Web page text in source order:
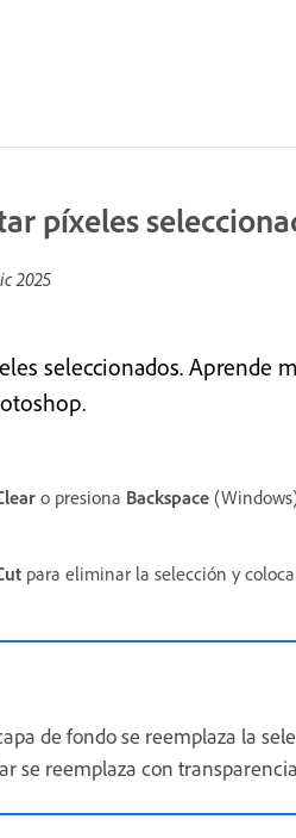
píxeles
2025
seleccionados. Aprende
o presiona Backspace
para eliminar la selección y
de fondo se reemplaza la
se reemplaza con